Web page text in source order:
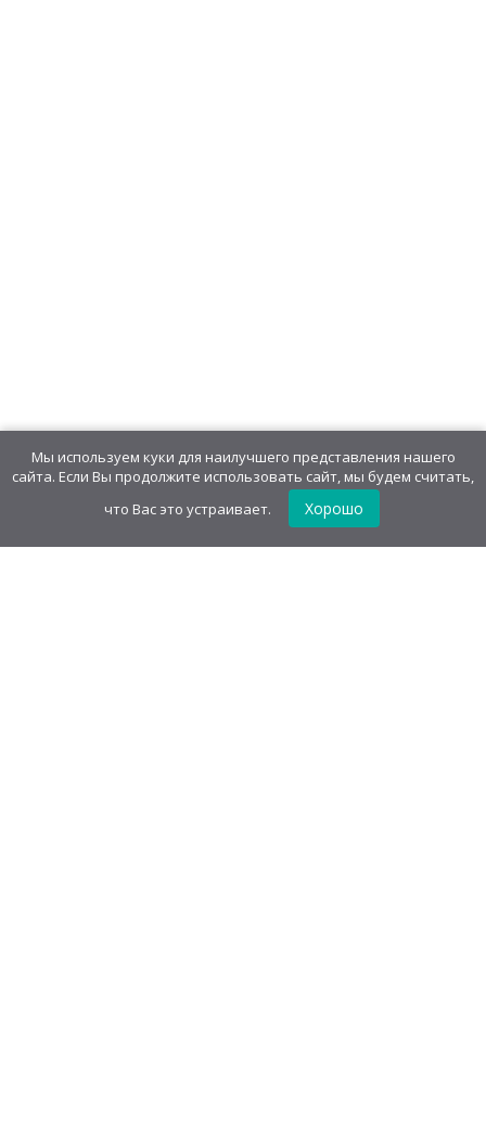
Мы используем куки для наилучшего представления нашего
сайта. Если Вы продолжите использовать сайт, мы будем считать,
что Вас это устраивает.
Хорошо